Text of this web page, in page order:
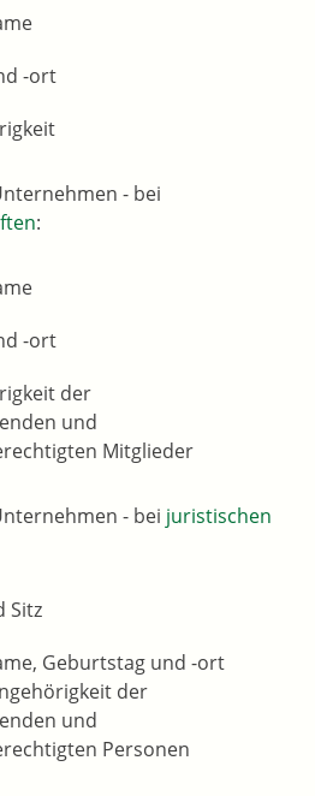
-ort
- bei
:
-ort
der
und
Mitglieder
- bei juristischen
Sitz
Geburtstag und -ort
t der
und
Personen